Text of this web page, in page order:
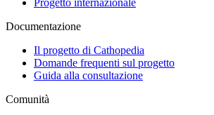
Progetto internazionale
Documentazione
Il progetto di Cathopedia
Domande frequenti sul progetto
Guida alla consultazione
Comunità